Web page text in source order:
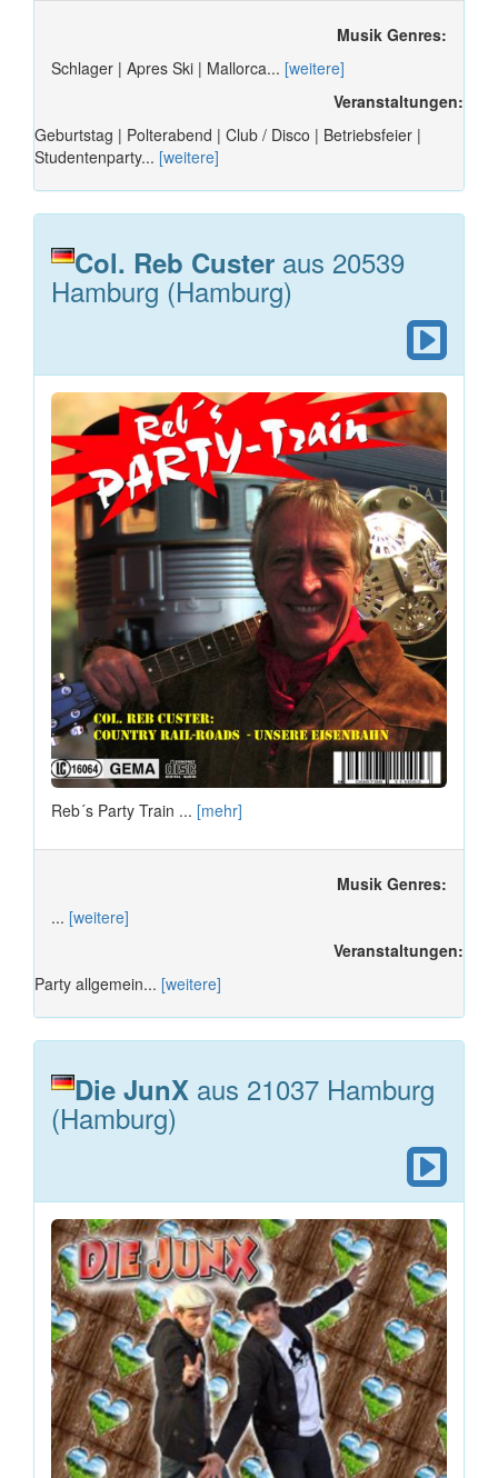
Musik Genres:
Schlager | Apres Ski | Mallorca... [weitere]
Veranstaltungen:
Geburtstag | Polterabend | Club / Disco | Betriebsfeier |
Studentenparty... [weitere]
Col. Reb Custer aus 20539
Hamburg (Hamburg)
Reb´s Party Train ... [mehr]
Musik Genres:
... [weitere]
Veranstaltungen:
Party allgemein... [weitere]
Die JunX aus 21037 Hamburg
(Hamburg)